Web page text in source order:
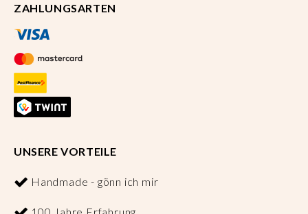
ZAHLUNGSARTEN
UNSERE VORTEILE
Handmade - gönn ich mir
100 Jahre Erfahrung